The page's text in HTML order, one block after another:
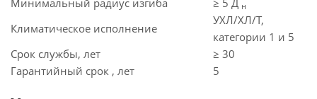
Минимальный радиус изгиба
≥ 5 Д н
Климатическое исполнение
УХЛ/ХЛ/Т,
категории 1 и 5
Срок службы, лет
≥ 30
Гарантийный срок , лет
5